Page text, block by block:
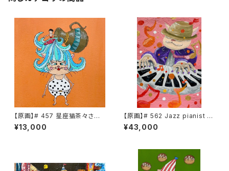
【原画】# 457 星座猫茶々さん
水瓶座
¥13,000
【原画】# 562 Jazz pianist C
HACHA
¥43,000